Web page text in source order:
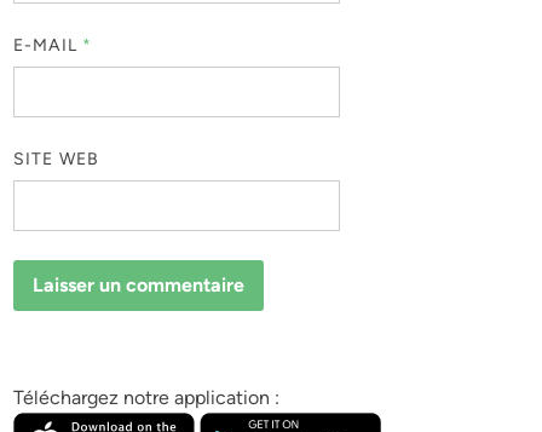
E-MAIL *
SITE WEB
Téléchargez notre application :